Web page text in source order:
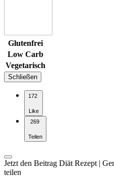
Glutenfrei
Low Carb
Vegetarisch
Schließen
172
Like
269
Teilen
Jetzt den Beitrag Diät Rezept |
teilen